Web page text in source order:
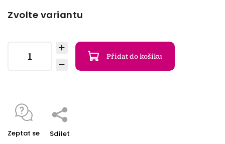
Zvolte variantu
Přidat do košíku
Zeptat se Sdílet